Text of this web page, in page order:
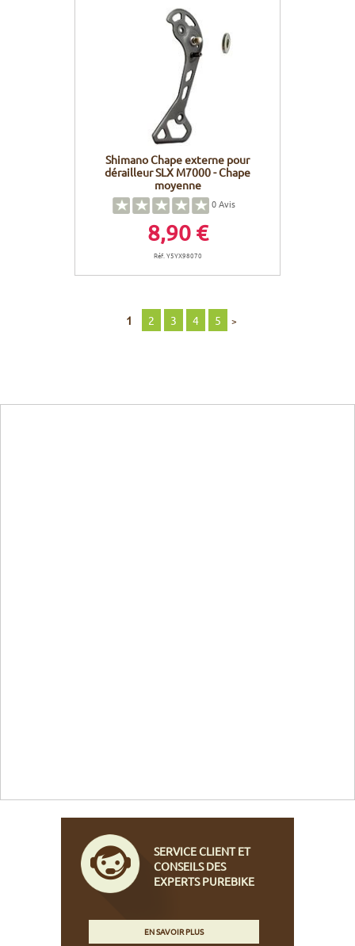
Shimano Chape externe pour
dérailleur SLX M7000 - Chape
moyenne
0Avis
8,90 €
Réf. Y5YX98070
1 2 3 4 5 >
SERVICE CLIENT ET
CONSEILS DES
EXPERTS PUREBIKE
EN SAVOIR PLUS